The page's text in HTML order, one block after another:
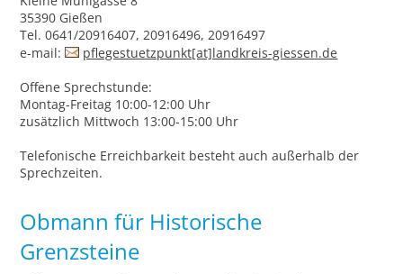
35390 Gießen
Tel. 0641/20916407, 20916496, 20916497
e-mail:
pflegestuetzpunkt[at]landkreis-giessen.de
Offene Sprechstunde:
Montag-Freitag 10:00-12:00 Uhr
zusätzlich Mittwoch 13:00-15:00 Uhr
Telefonische Erreichbarkeit besteht auch außerhalb der
Sprechzeiten.
Obmann für Historische
Grenzsteine